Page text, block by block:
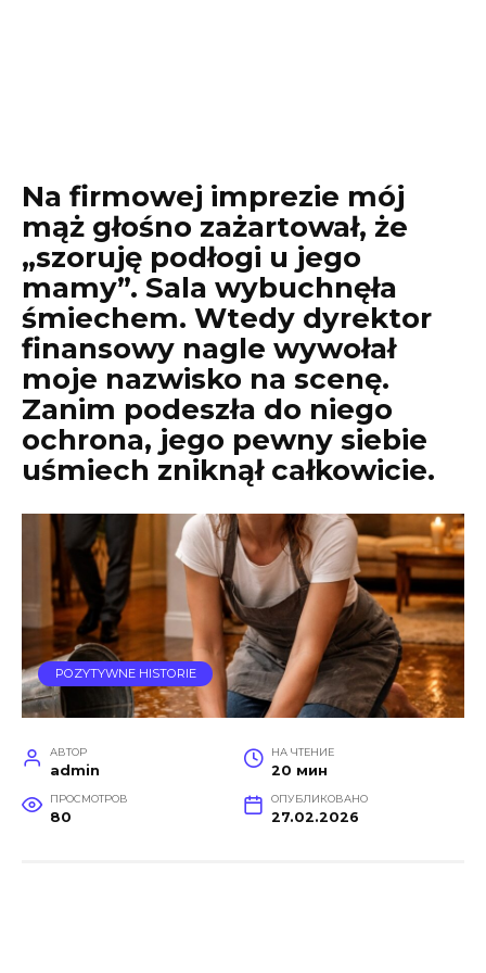
Na firmowej imprezie mój
mąż głośno zażartował, że
„szoruję podłogi u jego
mamy”. Sala wybuchnęła
śmiechem. Wtedy dyrektor
finansowy nagle wywołał
moje nazwisko na scenę.
Zanim podeszła do niego
ochrona, jego pewny siebie
uśmiech zniknął całkowicie.
POZYTYWNE HISTORIE
АВТОР
admin
НА ЧТЕНИЕ
20 мин
ПРОСМОТРОВ
80
ОПУБЛИКОВАНО
27.02.2026